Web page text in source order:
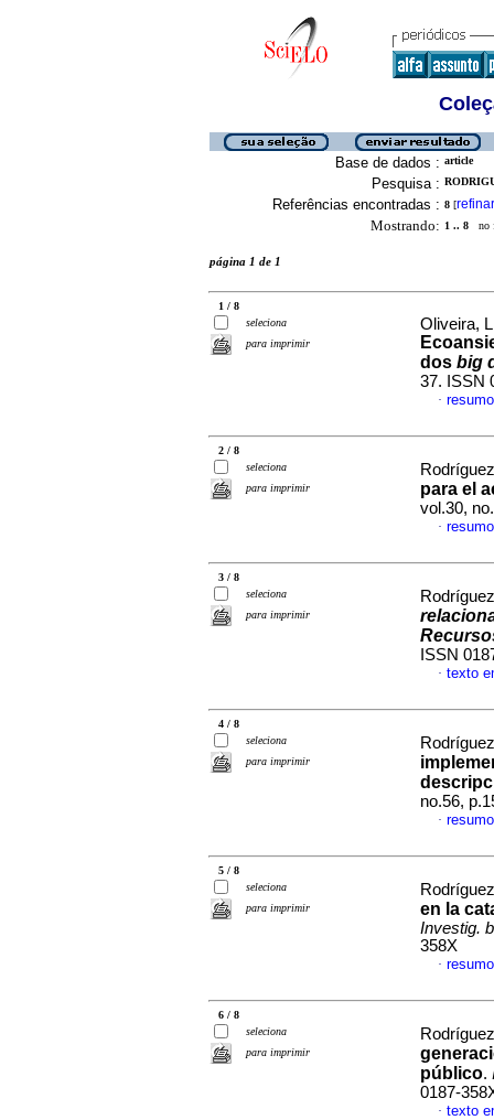
Base de dados : article
Pesquisa :
Referências encontradas : 8 [refinar
Mostrando: 1 .. 8 no
página 1 de 1
1 / 8
seleciona
para imprimir
Oliveira,
dos big
37. ISSN
·
2 / 8
seleciona
para imprimir
para el
vol.30,
·
3 / 8
seleciona
para imprimir
ISSN
· texto
4 / 8
seleciona
para imprimir
no.56,
·
5 / 8
seleciona
para imprimir
en la
Investig.
358X
·
6 / 8
seleciona
para imprimir
público.
0187-
· texto